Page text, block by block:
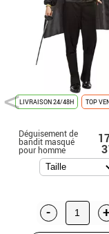
LIVRAISON 24/48H TOP
Déguisement de
bandit masqué
pour homme
-